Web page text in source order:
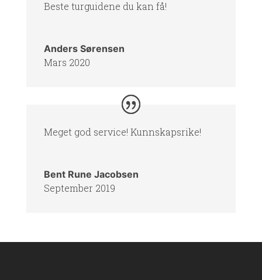
Beste turguidene du kan få!
Anders Sørensen
Mars 2020
Meget god service! Kunnskapsrike!
Bent Rune Jacobsen
September 2019